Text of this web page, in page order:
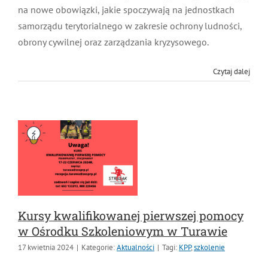
PNWM
Floriany
Poradnik
na nowe obowiązki, jakie spoczywają na jednostkach
samorządu terytorialnego w zakresie ochrony ludności,
obrony cywilnej oraz zarządzania kryzysowego.
Czytaj dalej
Kursy kwalifikowanej pierwszej pomocy
w Ośrodku Szkoleniowym w Turawie
17 kwietnia 2024 | Kategorie:Aktualności | Tagi: KPP,szkolenie